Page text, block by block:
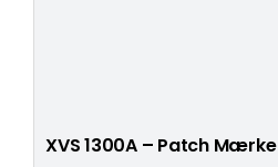
XVS 1300A – Patch Mærke